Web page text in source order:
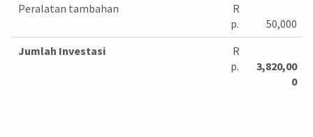
Peralatan tambahan
R
p.
50,000
Jumlah Investasi
R
p.
3,820,00
0